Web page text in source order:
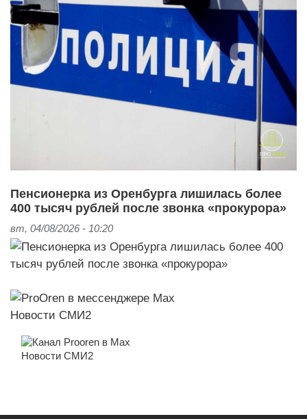
Пенсионерка из Оренбурга лишилась более
400 тысяч рублей после звонка «прокурора»
вт, 04/08/2026 - 10:20
Новости СМИ2
Новости СМИ2